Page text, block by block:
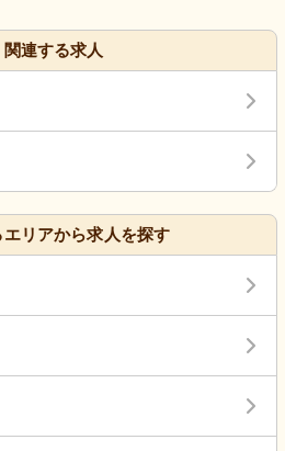
関連する求人
エリアから求人を探す